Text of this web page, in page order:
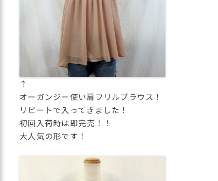
↑
オーガンジー使い肩フリルブラウス！
リピートで入ってきました！
初回入荷時は即完売！！
大人気の形です！